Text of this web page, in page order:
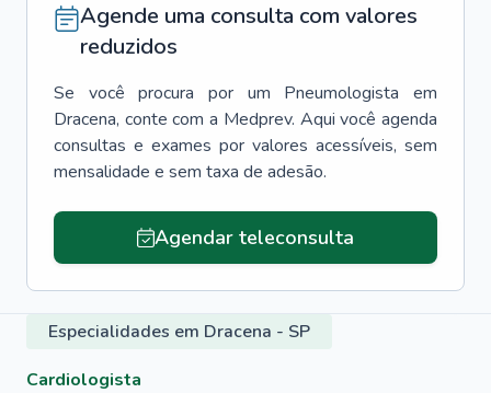
Agende uma consulta com valores
reduzidos
Se você procura por um Pneumologista
em
Dracena, conte com a Medprev. Aqui você agenda
consultas e exames por valores acessíveis, sem
mensalidade e sem taxa de adesão.
Agendar teleconsulta
Especialidades em Dracena - SP
Cardiologista